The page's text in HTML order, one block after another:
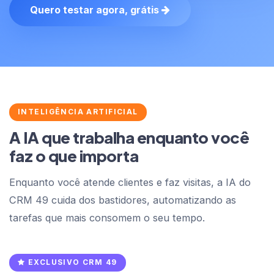
Quero testar agora, grátis
INTELIGÊNCIA ARTIFICIAL
A IA que trabalha enquanto você
faz o que importa
Enquanto você atende clientes e faz visitas, a IA do
CRM 49 cuida dos bastidores, automatizando as
tarefas que mais consomem o seu tempo.
EXCLUSIVO CRM 49